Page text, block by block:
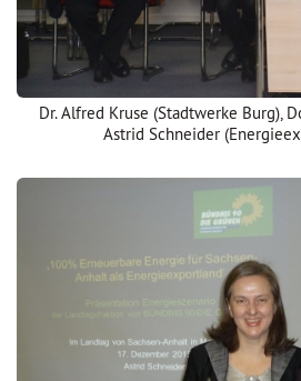
Dr. Alfred Kruse (Stadtwerke Burg),
Astrid Schneider